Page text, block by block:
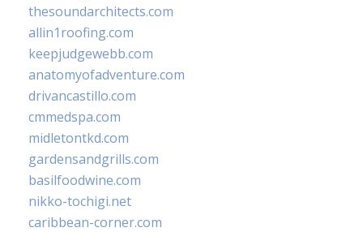
thesoundarchitects.com
allin1roofing.com
keepjudgewebb.com
anatomyofadventure.com
drivancastillo.com
cmmedspa.com
midletontkd.com
gardensandgrills.com
basilfoodwine.com
nikko-tochigi.net
caribbean-corner.com